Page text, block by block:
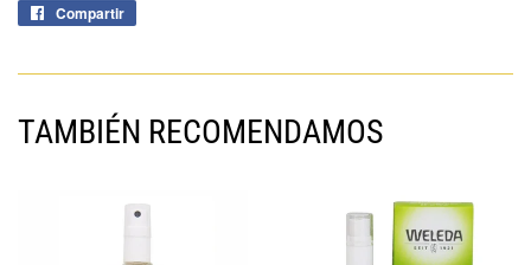
Compartir
TAMBIÉN RECOMENDAMOS